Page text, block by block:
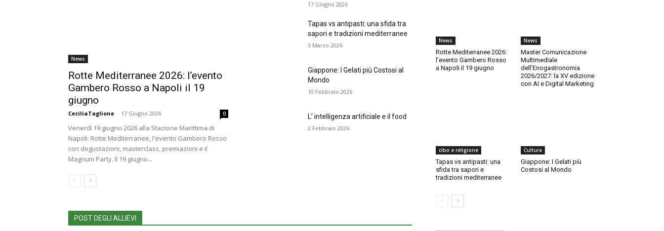
News
Rotte Mediterranee 2026: l’evento
Gambero Rosso a Napoli il 19
giugno
CeciliaTaglione - 17 Giugno 2026 0
Venerdì 19 giugno 2026 alla Stazione Marittima di
Napoli: Rotte Mediterranee, l'evento Gambero Rosso
con degustazioni, masterclass, premiazioni e il
Magnum Party. Il 19 giugno...
17 Giugno 2026
Tapas vs antipasti: una sfida tra
sapori e tradizioni mediterranee
3 Marzo 2026
Giappone: I Gelati più Costosi al
Mondo
10 Febbraio 2026
L’ intelligenza artificiale e il food
2 Febbraio 2026
POST DEGLI ALLIEVI
News
Rotte Mediterranee 2026:
l’evento Gambero Rosso
a Napoli il 19 giugno
News
Master Comunicazione
Multimediale
dell’Enogastronomia
2026/2027: la XV edizione
con AI e Digital Marketing
cibo e religione
Tapas vs antipasti: una
sfida tra sapori e
tradizioni mediterranee
Cultura
Giappone: I Gelati più
Costosi al Mondo